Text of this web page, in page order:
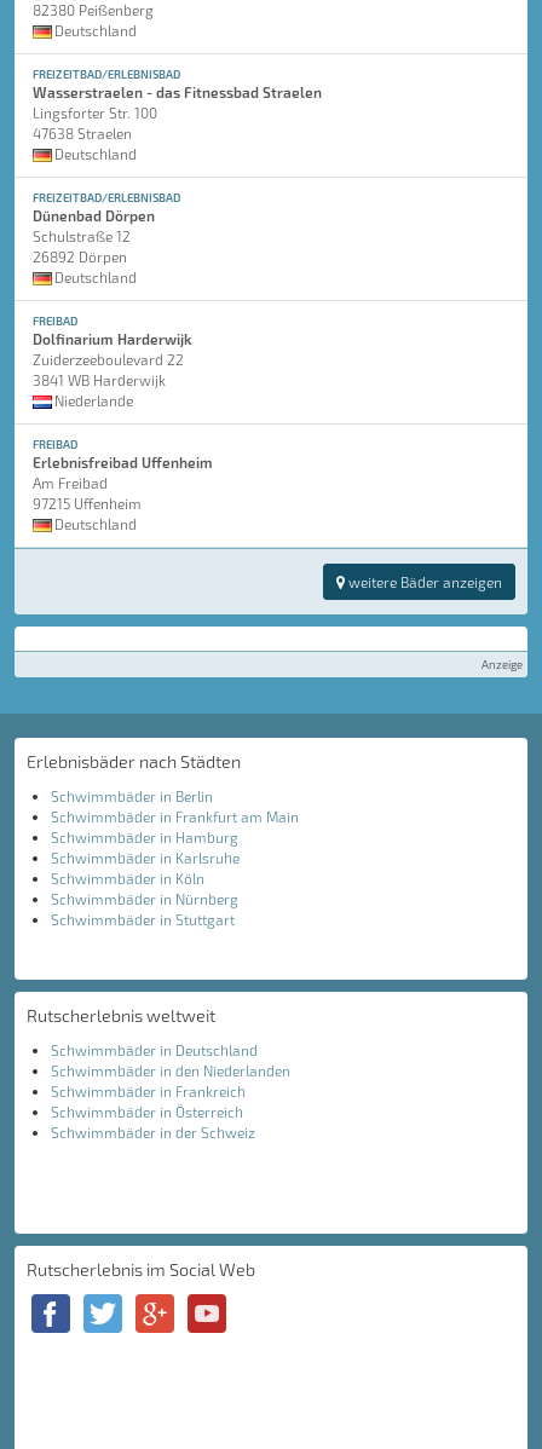
82380 Peißenberg
Deutschland
FREIZEITBAD/ERLEBNISBAD
Wasserstraelen - das Fitnessbad Straelen
Lingsforter Str. 100
47638 Straelen
Deutschland
FREIZEITBAD/ERLEBNISBAD
Dünenbad Dörpen
Schulstraße 12
26892 Dörpen
Deutschland
FREIBAD
Dolfinarium Harderwijk
Zuiderzeeboulevard 22
3841 WB Harderwijk
Niederlande
FREIBAD
Erlebnisfreibad Uffenheim
Am Freibad
97215 Uffenheim
Deutschland
weitere Bäder anzeigen
Anzeige
Erlebnisbäder nach Städten
Schwimmbäder in Berlin
Schwimmbäder in Frankfurt am Main
Schwimmbäder in Hamburg
Schwimmbäder in Karlsruhe
Schwimmbäder in Köln
Schwimmbäder in Nürnberg
Schwimmbäder in Stuttgart
Rutscherlebnis weltweit
Schwimmbäder in Deutschland
Schwimmbäder in den Niederlanden
Schwimmbäder in Frankreich
Schwimmbäder in Österreich
Schwimmbäder in der Schweiz
Rutscherlebnis im Social Web